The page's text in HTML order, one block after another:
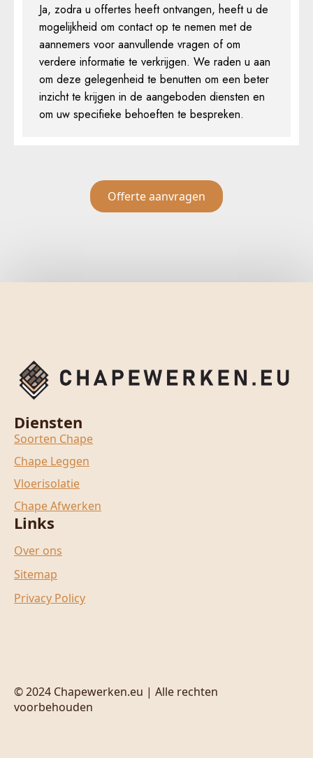
Ja, zodra u offertes heeft ontvangen, heeft u de
mogelijkheid om contact op te nemen met de
aannemers voor aanvullende vragen of om
verdere informatie te verkrijgen. We raden u aan
om deze gelegenheid te benutten om een beter
inzicht te krijgen in de aangeboden diensten en
om uw specifieke behoeften te bespreken.
Offerte aanvragen
Diensten
Soorten Chape
Chape Leggen
Vloerisolatie
Chape Afwerken
Links
Over ons
Sitemap
Privacy Policy
© 2024 Chapewerken.eu | Alle rechten
voorbehouden